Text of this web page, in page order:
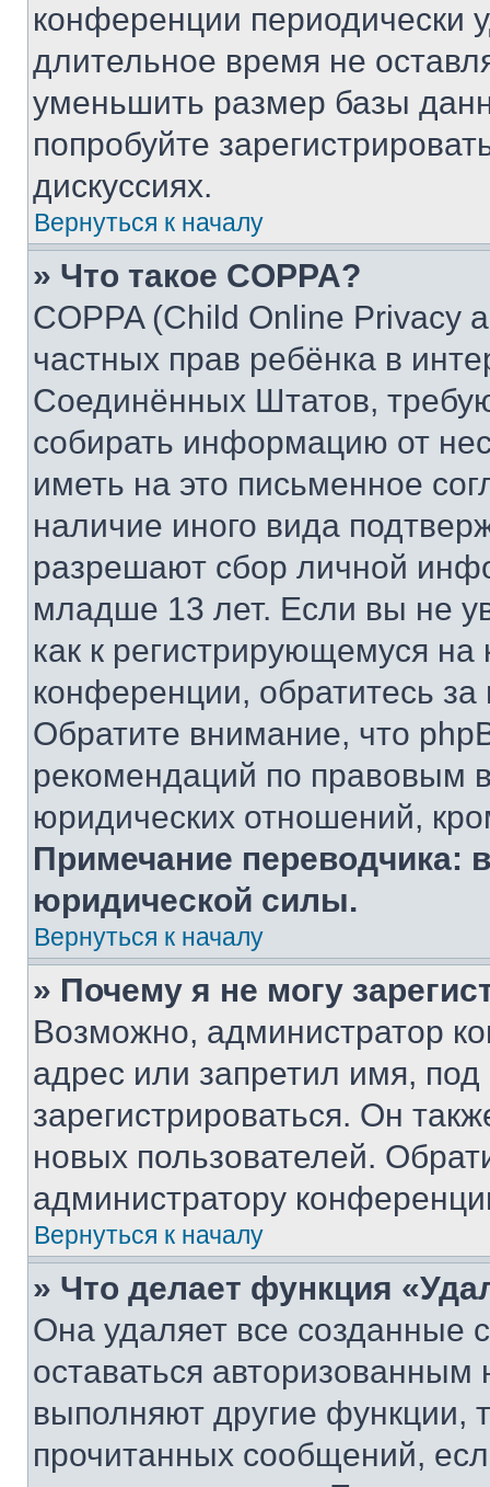
конференции периодически
длительное время не
уменьшить размер базы
попробуйте
дискуссиях.
Вернуться к началу
» Что такое COPPA?
COPPA (Child Online Privacy
частных прав ребёнка в
Соединённых Штатов,
собирать информацию от
иметь на это письменное
наличие иного вида
разрешают сбор личной
младше 13 лет. Если вы не
как к регистрирующемуся
конференции, обратитесь
Обратите внимание, что
рекомендаций по правовым
юридических отношений,
Примечание переводчика:
юридической силы.
Вернуться к началу
» Почему я не могу
Возможно, администратор
адрес или запретил имя,
зарегистрироваться. Он
новых пользователей.
администратору
Вернуться к началу
» Что делает функция
Она удаляет все созданные
оставаться
выполняют другие функции,
прочитанных сообщений,